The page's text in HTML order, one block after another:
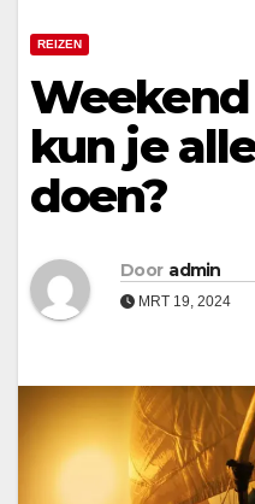
REIZEN
kun je
doen?
Door admin
MRT 19, 2024